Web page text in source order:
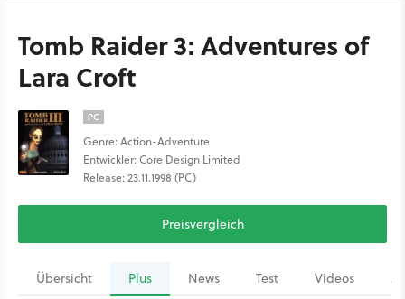
Tomb Raider 3: Adventures of
Lara Croft
PC
Genre: Action-Adventure
Entwickler: Core Design Limited
Release: 23.11.1998 (PC)
Preisvergleich
Übersicht Plus News Test Videos